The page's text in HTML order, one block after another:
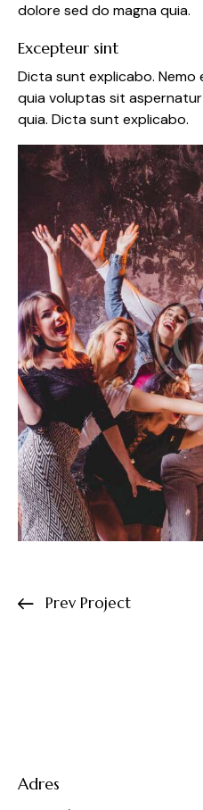
dolore sed do magna quia.
Excepteur sint
Dicta sunt explicabo. Nemo
quia voluptas sit
quia. Dicta sunt explicabo.
Prev Project
Adres